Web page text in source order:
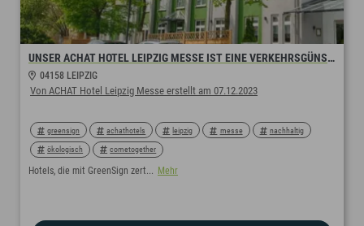
UNSER ACHAT HOTEL LEIPZIG MESSE IST EINE VERKEHRSGÜNSTIG GELEGENE, PERFEKTE LOCATION FÜR GESCHÄFTSREISENDE UND MESSEBESUCHER
04158 LEIPZIG
Von ACHAT Hotel Leipzig Messe erstellt am 07.12.2023
greensign achathotels leipzig messe nachhaltig
ökologisch cometogether
Hotels, die mit GreenSign zert... Mehr